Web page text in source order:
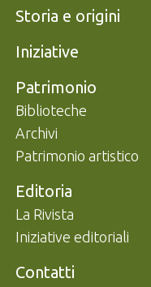
Storia e origini
Iniziative
Patrimonio
Biblioteche
Archivi
Patrimonio artistico
Editoria
La Rivista
Iniziative editoriali
Contatti